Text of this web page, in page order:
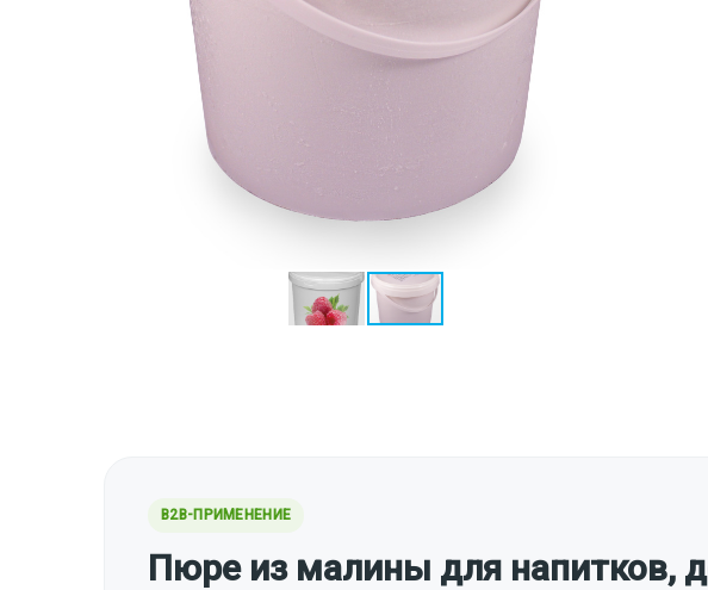
B2B-ПРИМЕНЕНИЕ
Пюре из малины для напитков,